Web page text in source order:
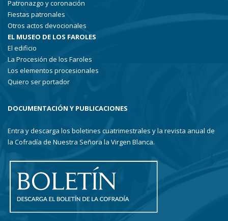
Patronazgo y coronación
Fiestas patronales
Otros actos devocionales
EL MUSEO DE LOS FAROLES
El edificio
La Procesión de los Faroles
Los elementos procesionales
Quiero ser portador
DOCUMENTACIÓN Y PUBLICACIONES
Entra y descarga los boletines cuatrimestrales y la revista anual de
la Cofradía de Nuestra Señora la Virgen Blanca.